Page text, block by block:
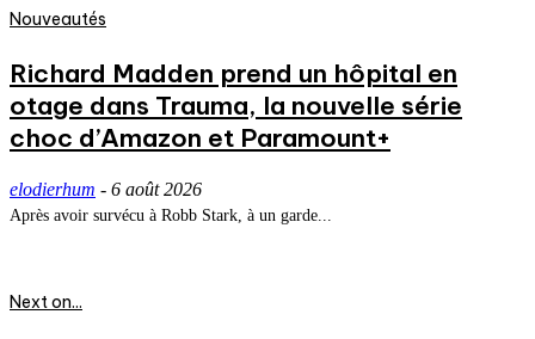
Nouveautés
Richard Madden prend un hôpital en
otage dans Trauma, la nouvelle série
choc d’Amazon et Paramount+
elodierhum - 6 août 2026
Après avoir survécu à Robb Stark, à un garde...
Next on...